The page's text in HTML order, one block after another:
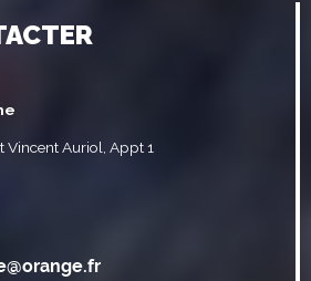
Vincent Auriol, Appt 1